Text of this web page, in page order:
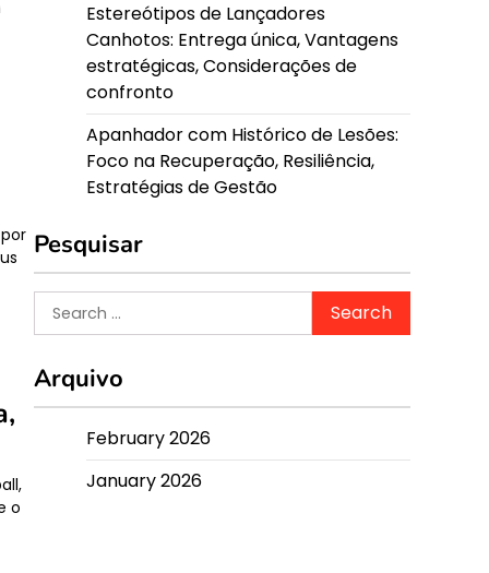
o
Estereótipos de Lançadores
Canhotos: Entrega única, Vantagens
estratégicas, Considerações de
confronto
Apanhador com Histórico de Lesões:
Foco na Recuperação, Resiliência,
Estratégias de Gestão
Pesquisar
Search
for:
Arquivo
February 2026
January 2026